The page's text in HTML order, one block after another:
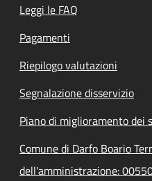
Leggi le FAQ
Pagamenti
Riepilogo valutazioni
Segnalazione disservizio
Piano di miglioramento dei
Comune di Darfo Boario
dell'amministrazione: